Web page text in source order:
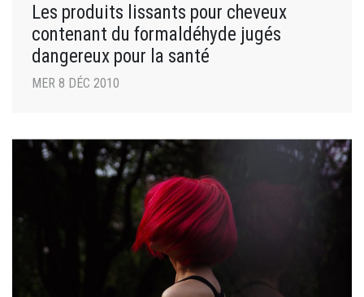
Les produits lissants pour cheveux
contenant du formaldéhyde jugés
dangereux pour la santé
MER 8 DÉC 2010